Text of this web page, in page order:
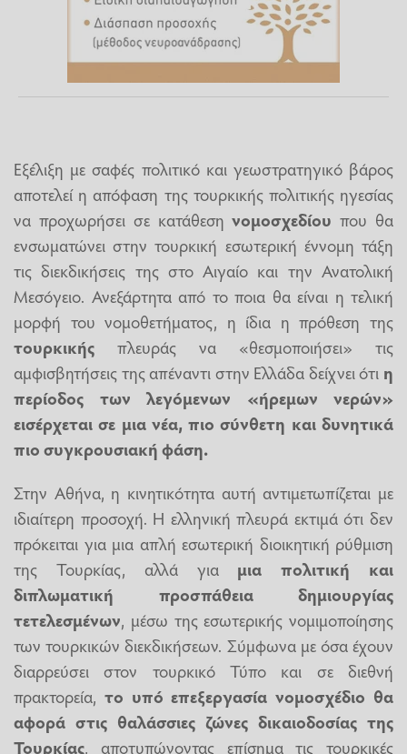
Eξέλιξη με σαφές πολιτικό και γεωστρατηγικό βάρος
αποτελεί η απόφαση της τουρκικής πολιτικής ηγεσίας
να προχωρήσει σε κατάθεσηνομοσχεδίου που θα
ενσωματώνει στην τουρκική εσωτερική έννομη τάξη
τις διεκδικήσεις της στο Αιγαίο και την Ανατολική
Μεσόγειο. Ανεξάρτητα από το ποια θα είναι η τελική
μορφή του νομοθετήματος, η ίδια η πρόθεση της
τουρκικής πλευράς να «θεσμοποιήσει» τις
αμφισβητήσεις της απέναντι στην Ελλάδα δείχνει ότι η
περίοδος των λεγόμενων «ήρεμων νερών»
εισέρχεται σε μια νέα, πιο σύνθετη και δυνητικά
πιο συγκρουσιακή φάση.
Στην Αθήνα, η κινητικότητα αυτή αντιμετωπίζεται με
ιδιαίτερη προσοχή. Η ελληνική πλευρά εκτιμά ότι δεν
πρόκειται για μια απλή εσωτερική διοικητική ρύθμιση
της Τουρκίας, αλλά για μια πολιτική και
διπλωματική προσπάθεια δημιουργίας
τετελεσμένων, μέσω της εσωτερικής νομιμοποίησης
των τουρκικών διεκδικήσεων. Σύμφωνα με όσα έχουν
διαρρεύσει στον τουρκικό Τύπο και σε διεθνή
πρακτορεία, το υπό επεξεργασία νομοσχέδιο θα
αφορά στις θαλάσσιες ζώνες δικαιοδοσίας της
Τουρκίας, αποτυπώνοντας επίσημα τις τουρκικές